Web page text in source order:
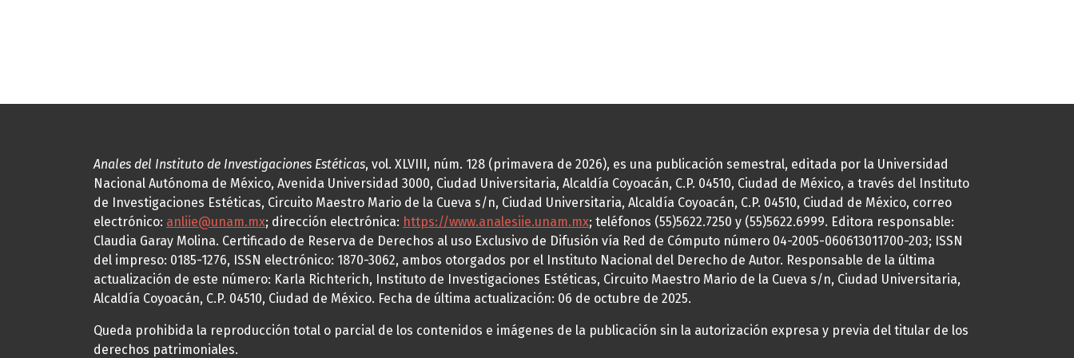
Anales del Instituto de Investigaciones Estéticas, vol. XLVIII, núm. 128 (primavera de 2026), es una publicación semestral, editada por la Universidad
Nacional Autónoma de México, Avenida Universidad 3000, Ciudad Universitaria, Alcaldía Coyoacán, C.P. 04510, Ciudad de México, a través del Instituto
de Investigaciones Estéticas, Circuito Maestro Mario de la Cueva s/n, Ciudad Universitaria, Alcaldía Coyoacán, C.P. 04510, Ciudad de México, correo
electrónico: anliie@unam.mx; dirección electrónica: https://www.analesiie.unam.mx; teléfonos (55)5622.7250 y (55)5622.6999. Editora responsable:
Claudia Garay Molina. Certificado de Reserva de Derechos al uso Exclusivo de Difusión vía Red de Cómputo número 04-2005-060613011700-203; ISSN
del impreso: 0185-1276, ISSN electrónico: 1870-3062, ambos otorgados por el Instituto Nacional del Derecho de Autor. Responsable de la última
actualización de este número: Karla Richterich, Instituto de Investigaciones Estéticas, Circuito Maestro Mario de la Cueva s/n, Ciudad Universitaria,
Alcaldía Coyoacán, C.P. 04510, Ciudad de México. Fecha de última actualización: 06 de octubre de 2025.
Queda prohibida la reproducción total o parcial de los contenidos e imágenes de la publicación sin la autorización expresa y previa del titular de los
derechos patrimoniales.